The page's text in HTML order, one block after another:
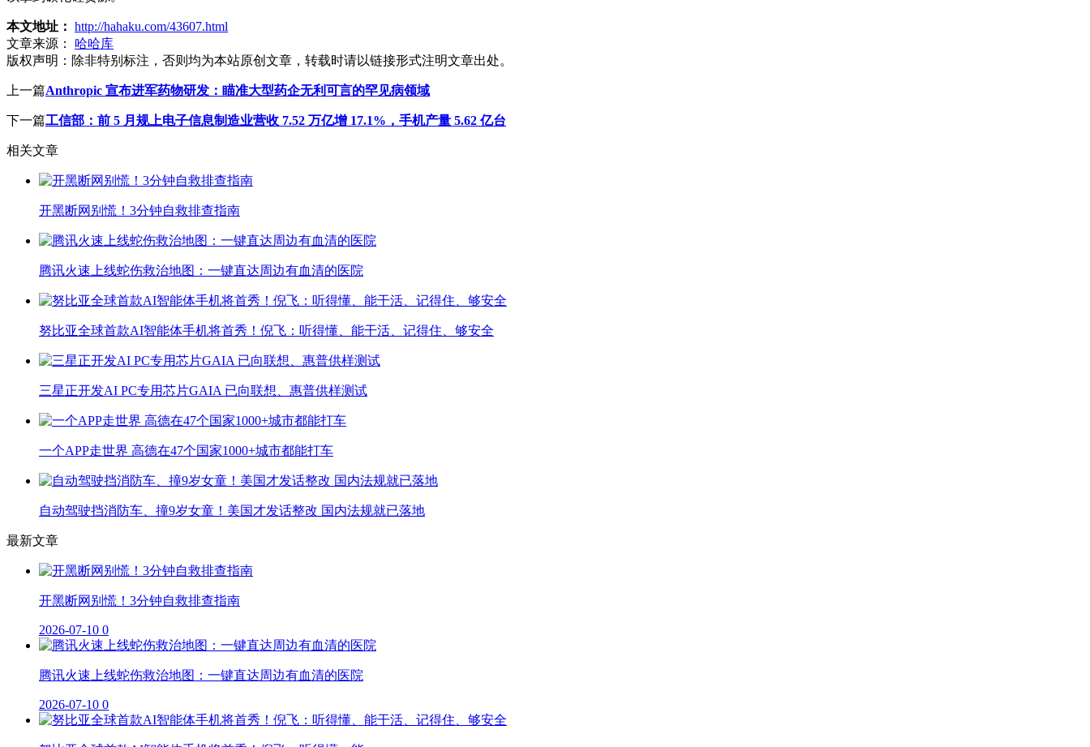
本文地址： http://hahaku.com/43607.html
文章来源：
哈哈库
版权声明： 除非特别标注，否则均为本站原创文章，转载时请以链接形式注明文章出处。
上一篇Anthropic 宣布进军药物研发：瞄准大型药企无利可言的罕见病领域
下一篇工信部：前 5 月规上电子信息制造业营收 7.52 万亿增 17.1%，手机产量 5.62 亿台
相关文章
开黑断网别慌！3分钟自救排查指南
腾讯火速上线蛇伤救治地图：一键直达周边有血清的医院
努比亚全球首款AI智能体手机将首秀！倪飞：听得懂、能干活、记得住、够安全
三星正开发AI PC专用芯片GAIA 已向联想、惠普供样测试
一个APP走世界 高德在47个国家1000+城市都能打车
自动驾驶挡消防车、撞9岁女童！美国才发话整改 国内法规就已落地
最新文章
开黑断网别慌！3分钟自救排查指南
2026-07-10 0
腾讯火速上线蛇伤救治地图：一键直达周边有血清的医院
2026-07-10 0